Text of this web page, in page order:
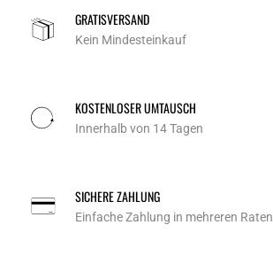
GRATISVERSAND
Kein Mindesteinkauf
KOSTENLOSER UMTAUSCH
Innerhalb von 14 Tagen
SICHERE ZAHLUNG
Einfache Zahlung in mehreren Raten